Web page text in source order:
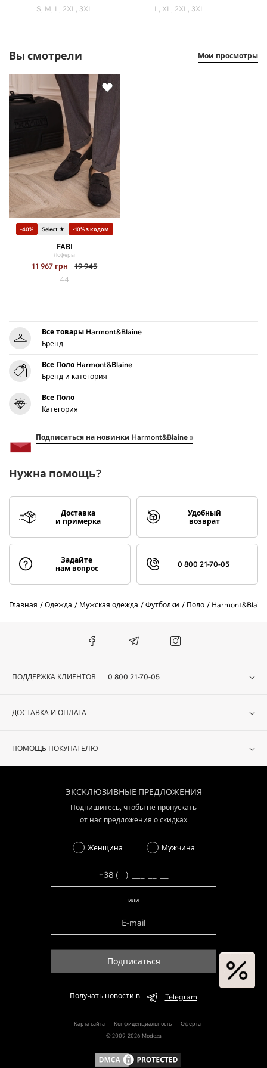
S, M, L, 2XL, 3XL
L, XL, 2XL, 3XL
Вы смотрели Мои просмотры
-40% Select ★ -10% з кодом
FABI
Лоферы
11 967 грн
19 945
44
Все товары Harmont&Blaine
Бренд
Все Поло Harmont&Blaine
Бренд и категория
Все Поло
Категория
Подписаться на новинки Harmont&Blaine »
Нужна помощь?
Доставка
и примерка
Удобный
возврат
Задайте
нам вопрос
0 800 21-70-05
Главная Одежда Мужская одежда Футболки Поло Harmont&Blaine
ПОДДЕРЖКА КЛИЕНТОВ 0 800 21-70-05
ДОСТАВКА И ОПЛАТА
ПОМОЩЬ ПОКУПАТЕЛЮ
ЭКСКЛЮЗИВНЫЕ ПРЕДЛОЖЕНИЯ
Подпишитесь, чтобы не пропускать
от нас предложения о скидках
Женщина Мужчина
или
Подписаться
Получать новости в Telegram
Карта сайта Конфиденциальность
Оферта
© 2009-2026 Modoza